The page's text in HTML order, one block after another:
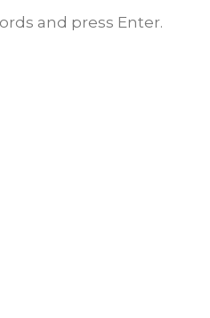
and press Enter.